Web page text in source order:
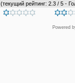
(текущий рейтинг: 2.3 / 5 -
Powered